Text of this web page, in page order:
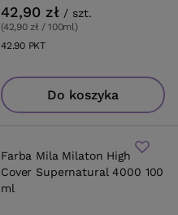
42,90 zł / szt.
(42,90 zł / 100ml)
42.90PKTpunktów
Do koszyka
Farba Mila Milaton High
Cover Supernatural 4000 100
ml